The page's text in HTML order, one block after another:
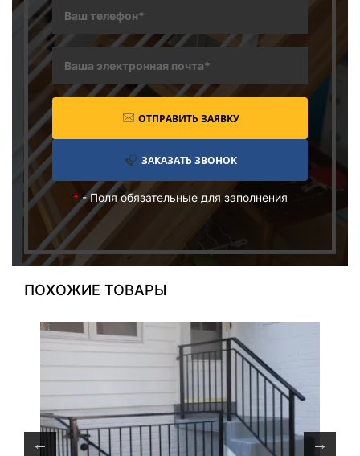
ОТПРАВИТЬ ЗАЯВКУ
ЗАКАЗАТЬ ЗВОНОК
*- Поля обязательные для заполнения
ПОХОЖИЕ ТОВАРЫ